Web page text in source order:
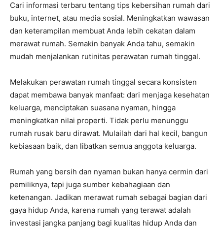
Cari informasi terbaru tentang tips kebersihan rumah dari
buku, internet, atau media sosial. Meningkatkan wawasan
dan keterampilan membuat Anda lebih cekatan dalam
merawat rumah. Semakin banyak Anda tahu, semakin
mudah menjalankan rutinitas perawatan rumah tinggal.
Melakukan perawatan rumah tinggal secara konsisten
dapat membawa banyak manfaat: dari menjaga kesehatan
keluarga, menciptakan suasana nyaman, hingga
meningkatkan nilai properti. Tidak perlu menunggu
rumah rusak baru dirawat. Mulailah dari hal kecil, bangun
kebiasaan baik, dan libatkan semua anggota keluarga.
Rumah yang bersih dan nyaman bukan hanya cermin dari
pemiliknya, tapi juga sumber kebahagiaan dan
ketenangan. Jadikan merawat rumah sebagai bagian dari
gaya hidup Anda, karena rumah yang terawat adalah
investasi jangka panjang bagi kualitas hidup Anda dan